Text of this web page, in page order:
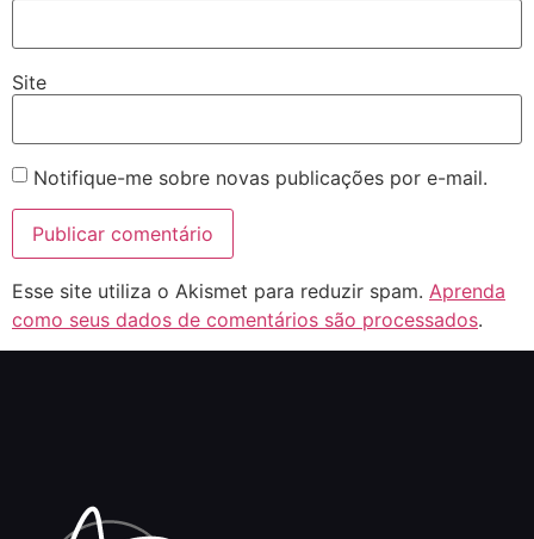
Site
Notifique-me sobre novas publicações por e-mail.
Esse site utiliza o Akismet para reduzir spam. Aprenda
como seus dados de comentários são processados.